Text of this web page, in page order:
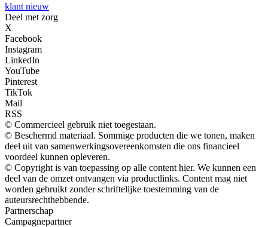
klant nieuw
Deel met zorg
X
Facebook
Instagram
LinkedIn
YouTube
Pinterest
TikTok
Mail
RSS
© Commercieel gebruik niet toegestaan.
© Beschermd materiaal. Sommige producten die we tonen, maken
deel uit van samenwerkingsovereenkomsten die ons financieel
voordeel kunnen opleveren.
© Copyright is van toepassing op alle content hier. We kunnen een
deel van de omzet ontvangen via productlinks. Content mag niet
worden gebruikt zonder schriftelijke toestemming van de
auteursrechthebbende.
Partnerschap
Campagnepartner